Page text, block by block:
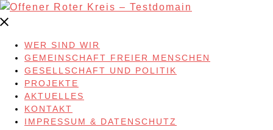
Skip
to
WER SIND WIR
GEMEINSCHAFT FREIER MENSCHEN
GESELLSCHAFT UND POLITIK
PROJEKTE
AKTUELLES
KONTAKT
IMPRESSUM & DATENSCHUTZ